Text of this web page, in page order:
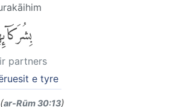
partners
e tyre
ar-Rūm 30:13)